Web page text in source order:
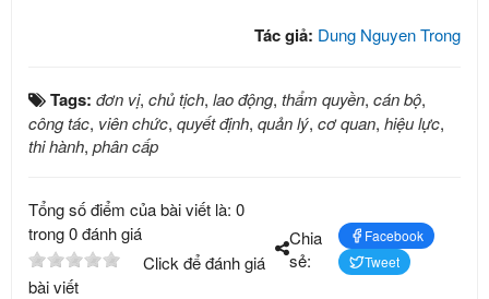
Tác giả: Dung Nguyen Trong
Tags: đơn vị, chủ tịch, lao động, thẩm quyền, cán bộ,
công tác, viên chức, quyết định, quản lý, cơ quan, hiệu lực,
thi hành, phân cấp
Tổng số điểm của bài viết là: 0
trong 0 đánh giá
Click để đánh giá
bài viết
Chia
sẻ:
Facebook
Tweet